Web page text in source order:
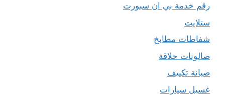
رقم خدمة بي ان سبورت
ستلايت
شفاطات مطابخ
صالونات حلاقة
صيانة تكييف
غسيل سيارات